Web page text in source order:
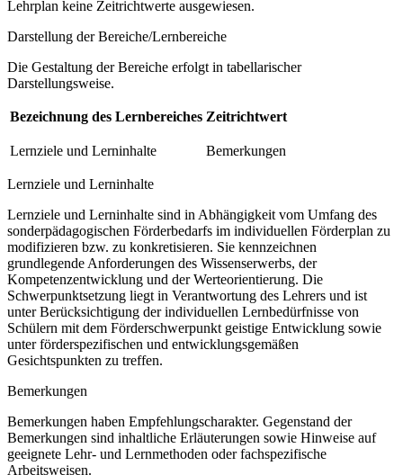
Lehrplan keine Zeitrichtwerte ausgewiesen.
Darstellung der Bereiche/Lernbereiche
Die Gestaltung der Bereiche erfolgt in tabellarischer
Darstellungsweise.
Bezeichnung des Lernbereiches Zeitrichtwert
Lernziele und Lerninhalte Bemerkungen
Lernziele und Lerninhalte
Lernziele und Lerninhalte sind in Abhängigkeit vom Umfang des
sonderpädagogischen Förderbedarfs im individuellen Förderplan zu
modifizieren bzw. zu konkretisieren. Sie kennzeichnen
grundlegende Anforderungen des Wissenserwerbs, der
Kompetenzentwicklung und der Werteorientierung. Die
Schwerpunktsetzung liegt in Verantwortung des Lehrers und ist
unter Berücksichtigung der individuellen Lernbedürfnisse von
Schülern mit dem Förderschwerpunkt geistige Entwicklung sowie
unter förderspezifischen und entwicklungsgemäßen
Gesichtspunkten zu treffen.
Bemerkungen
Bemerkungen haben Empfehlungscharakter. Gegenstand der
Bemerkungen sind inhaltliche Erläuterungen sowie Hinweise auf
geeignete Lehr- und Lernmethoden oder fachspezifische
Arbeitsweisen.